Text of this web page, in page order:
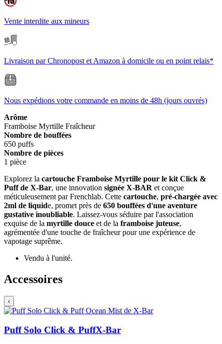
Vente interdite aux mineurs
Livraison par Chronopost et Amazon à domicile ou en point relais*
Nous expédions votre commande en moins de 48h (jours ouvrés)
Arôme
Framboise Myrtille Fraîcheur
Nombre de bouffées
650 puffs
Nombre de pièces
1 pièce
Explorez la cartouche Framboise Myrtille pour le kit Click &
Puff de X-Bar, une innovation signée X-BAR et conçue
méticuleusement par Frenchlab. Cette cartouche, pré-chargée avec
2ml de liquide, promet près de 650 bouffées d'une aventure
gustative inoubliable. Laissez-vous séduire par l'association
exquise de la myrtille douce et de la framboise juteuse,
agrémentée d'une touche de fraîcheur pour une expérience de
vapotage suprême.
Vendu à l'unité.
Accessoires
‹
Puff Solo Click & PuffX-Bar